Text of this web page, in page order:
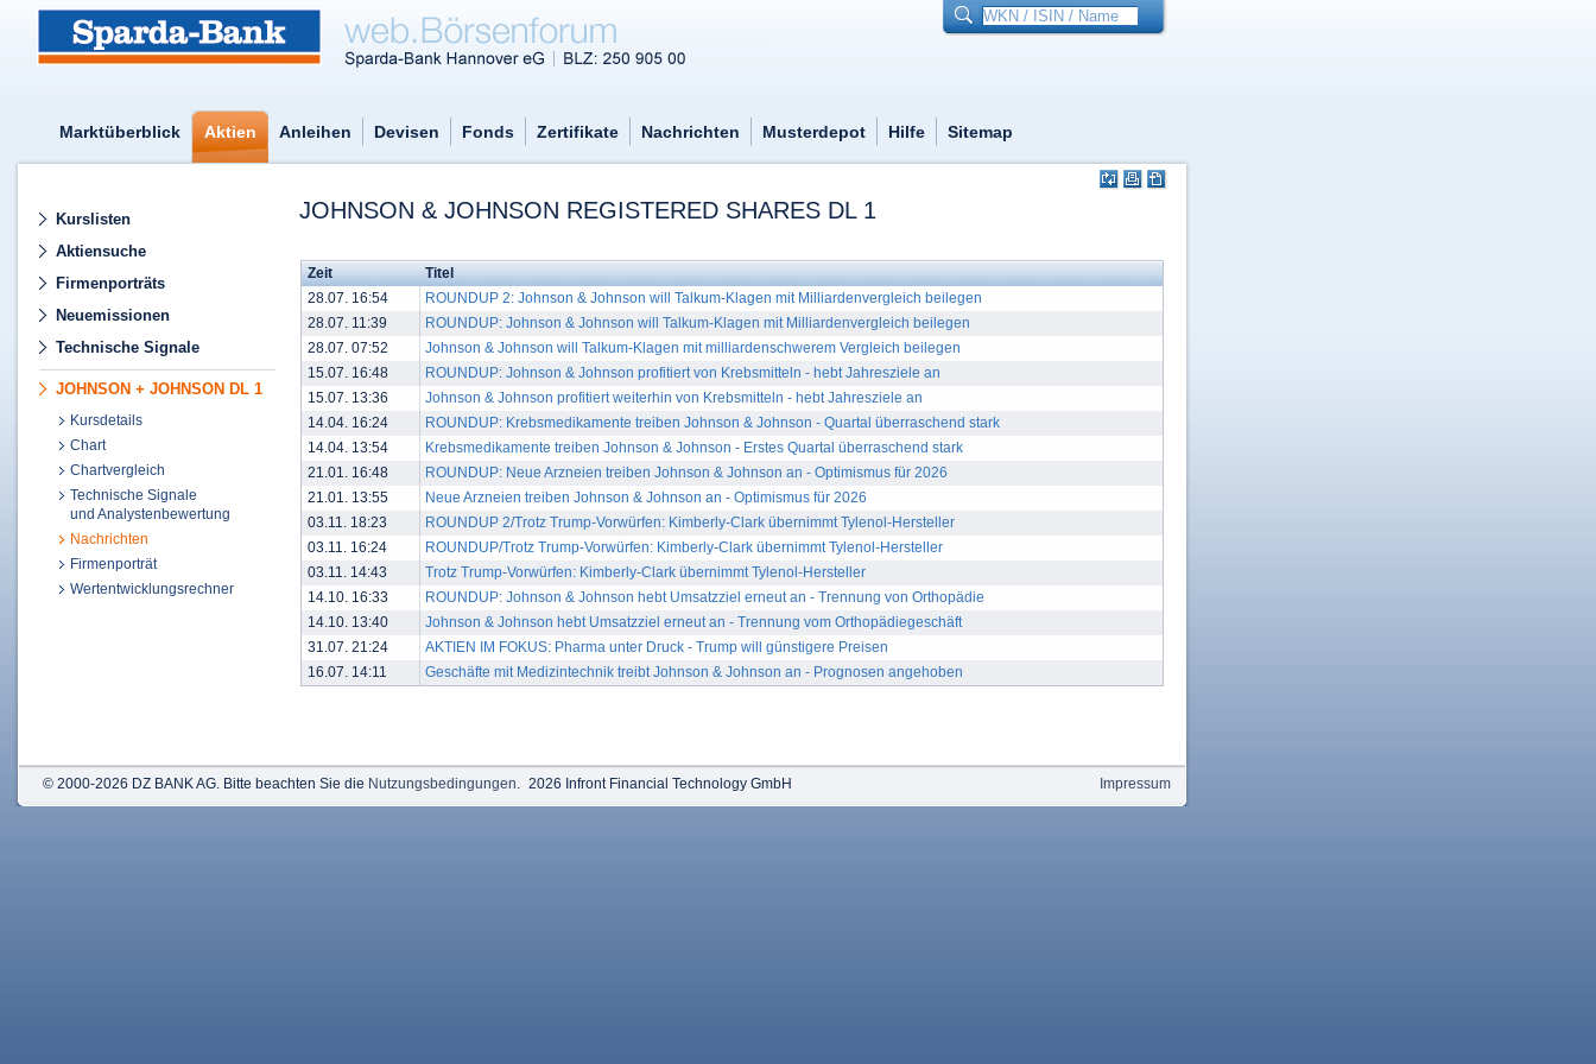
Marktüberblick Aktien Anleihen Devisen Fonds Zertifikate Nachrichten Musterdepot Hilfe Sitemap
Kurslisten
Aktiensuche
Firmenporträts
Neuemissionen
Technische Signale
JOHNSON + JOHNSON DL 1
Kursdetails
Chart
Chartvergleich
Technische Signale
und Analystenbewertung
Nachrichten
Firmenporträt
Wertentwicklungsrechner
JOHNSON & JOHNSON REGISTERED SHARES DL 1
Zeit
Titel
28.07. 16:54
ROUNDUP 2: Johnson & Johnson will Talkum-Klagen mit Milliardenvergleich beilegen
28.07. 11:39
ROUNDUP: Johnson & Johnson will Talkum-Klagen mit Milliardenvergleich beilegen
28.07. 07:52
Johnson & Johnson will Talkum-Klagen mit milliardenschwerem Vergleich beilegen
15.07. 16:48
ROUNDUP: Johnson & Johnson profitiert von Krebsmitteln - hebt Jahresziele an
15.07. 13:36
Johnson & Johnson profitiert weiterhin von Krebsmitteln - hebt Jahresziele an
14.04. 16:24
ROUNDUP: Krebsmedikamente treiben Johnson & Johnson - Quartal überraschend stark
14.04. 13:54
Krebsmedikamente treiben Johnson & Johnson - Erstes Quartal überraschend stark
21.01. 16:48
ROUNDUP: Neue Arzneien treiben Johnson & Johnson an - Optimismus für 2026
21.01. 13:55
Neue Arzneien treiben Johnson & Johnson an - Optimismus für 2026
03.11. 18:23
ROUNDUP 2/Trotz Trump-Vorwürfen: Kimberly-Clark übernimmt Tylenol-Hersteller
03.11. 16:24
ROUNDUP/Trotz Trump-Vorwürfen: Kimberly-Clark übernimmt Tylenol-Hersteller
03.11. 14:43
Trotz Trump-Vorwürfen: Kimberly-Clark übernimmt Tylenol-Hersteller
14.10. 16:33
ROUNDUP: Johnson & Johnson hebt Umsatzziel erneut an - Trennung von Orthopädie
14.10. 13:40
Johnson & Johnson hebt Umsatzziel erneut an - Trennung vom Orthopädiegeschäft
31.07. 21:24
AKTIEN IM FOKUS: Pharma unter Druck - Trump will günstigere Preisen
16.07. 14:11
Geschäfte mit Medizintechnik treibt Johnson & Johnson an - Prognosen angehoben
© 2000-2026 DZ BANK AG. Bitte beachten Sie die Nutzungsbedingungen. 2026 Infront Financial Technology GmbH Impressum